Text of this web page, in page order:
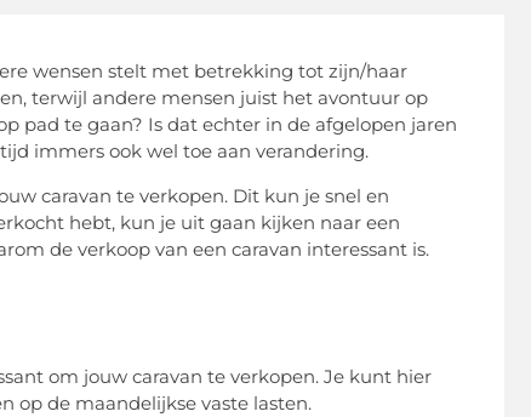
wensen stelt met betrekking tot zijn/haar
terwijl andere mensen juist het avontuur op
pad te gaan? Is dat echter in de afgelopen jaren
immers ook wel toe aan verandering.
caravan te verkopen. Dit kun je snel en
hebt, kun je uit gaan kijken naar een
de verkoop van een caravan interessant is.
om jouw caravan te verkopen. Je kunt hier
op de maandelijkse vaste lasten.